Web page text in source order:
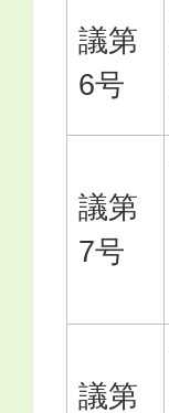
議第
6号
議第
7号
議第